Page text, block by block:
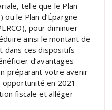
telle que le Plan
ou le Plan d’Épargne
pour diminuer
ainsi le montant de
dans ces dispositifs
d’avantages
préparant votre avenir
en 2021
fiscale et alléger